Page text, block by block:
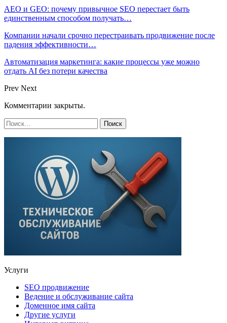
AEO и GEO: почему привычное SEO перестает быть
единственным способом получать…
Компании начали срочно перестраивать продвижение после
падения эффективности…
Автоматизация маркетинга: какие процессы уже можно
отдать AI без потери качества
Prev Next
Комментарии закрыты.
Услуги
SEO продвижение
Ведение и обслуживание сайта
Доменное имя сайта
Другие услуги